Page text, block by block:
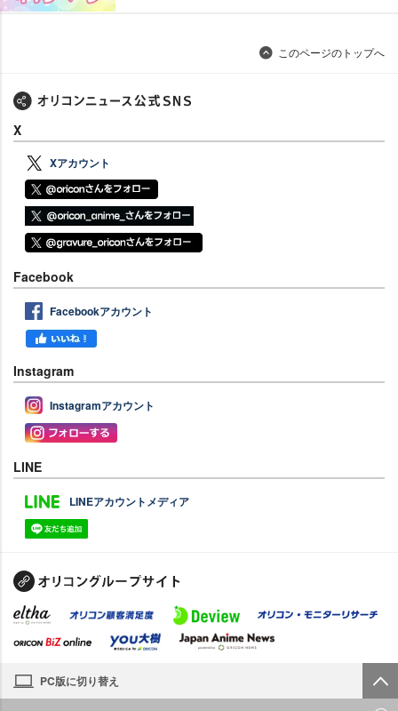
このページのトップへ
X
Xアカウント
Facebook
Facebookアカウント
Instagram
Instagramアカウント
LINE
LINEアカウントメディア
PC版に切り替え